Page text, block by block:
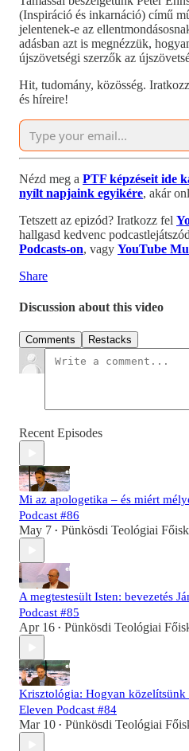
(Inspiráció és inkarnáció) című
jelentenek-e az
adásban azt is megnézzük,
újszövetségi szerzők az
Hit, tudomány, közösség.
és híreire!
Nézd meg a PTF képzéseit ide
nyílt napjaink egyikére, akár
Tetszett az epizód? Iratkozz fel
hallgasd kedvenc
Podcasts-on, vagy YouTube
Share
Discussion about this video
Comments Restacks
Recent Episodes
Mi az apologetika – és miért
Podcast #86
May 7 • Pünkösdi Teológiai
A megtestesült Isten: bevezetés
Podcast #85
Apr 16 • Pünkösdi Teológiai
Krisztológia: Hogyan közelítsünk
Eleven Podcast #84
Mar 10 • Pünkösdi Teológiai